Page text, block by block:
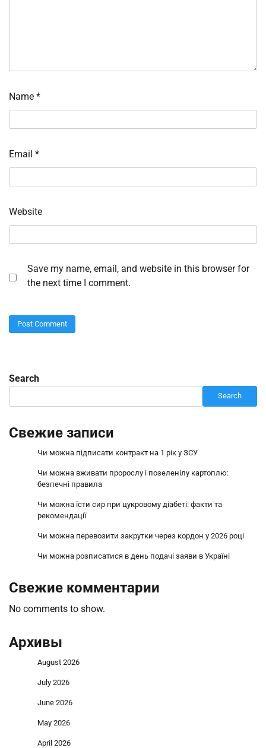
Name *
Email *
Website
Save my name, email, and website in this browser for
the next time I comment.
Search
Search
Свежие записи
Чи можна підписати контракт на 1 рік у ЗСУ
Чи можна вживати пророслу і позеленілу картоплю:
безпечні правила
Чи можна їсти сир при цукровому діабеті: факти та
рекомендації
Чи можна перевозити закрутки через кордон у 2026 році
Чи можна розписатися в день подачі заяви в Україні
Свежие комментарии
No comments to show.
Архивы
August 2026
July 2026
June 2026
May 2026
April 2026